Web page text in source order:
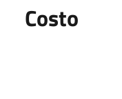
Costo